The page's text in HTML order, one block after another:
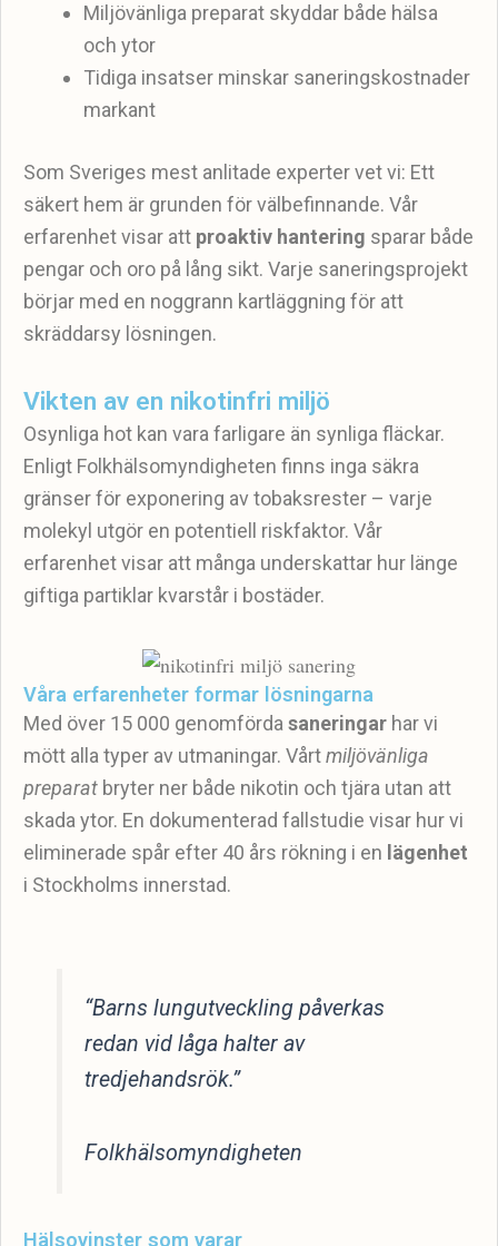
Miljövänliga preparat skyddar både hälsa
och ytor
Tidiga insatser minskar saneringskostnader
markant
Som Sveriges mest anlitade experter vet vi: Ett
säkert hem är grunden för välbefinnande. Vår
erfarenhet visar att proaktiv hantering sparar både
pengar och oro på lång sikt. Varje saneringsprojekt
börjar med en noggrann kartläggning för att
skräddarsy lösningen.
Vikten av en nikotinfri miljö
Osynliga hot kan vara farligare än synliga fläckar.
Enligt Folkhälsomyndigheten finns inga säkra
gränser för exponering av tobaksrester – varje
molekyl utgör en potentiell riskfaktor. Vår
erfarenhet visar att många underskattar hur länge
giftiga partiklar kvarstår i bostäder.
Våra erfarenheter formar lösningarna
Med över 15 000 genomförda saneringar har vi
mött alla typer av utmaningar. Vårtmiljövänliga
preparat bryter ner både nikotin och tjära utan att
skada ytor. En dokumenterad fallstudie visar hur vi
eliminerade spår efter 40 års rökning i en lägenhet
i Stockholms innerstad.
“Barns lungutveckling påverkas
redan vid låga halter av
tredjehandsrök.”
Folkhälsomyndigheten
Hälsovinster som varar